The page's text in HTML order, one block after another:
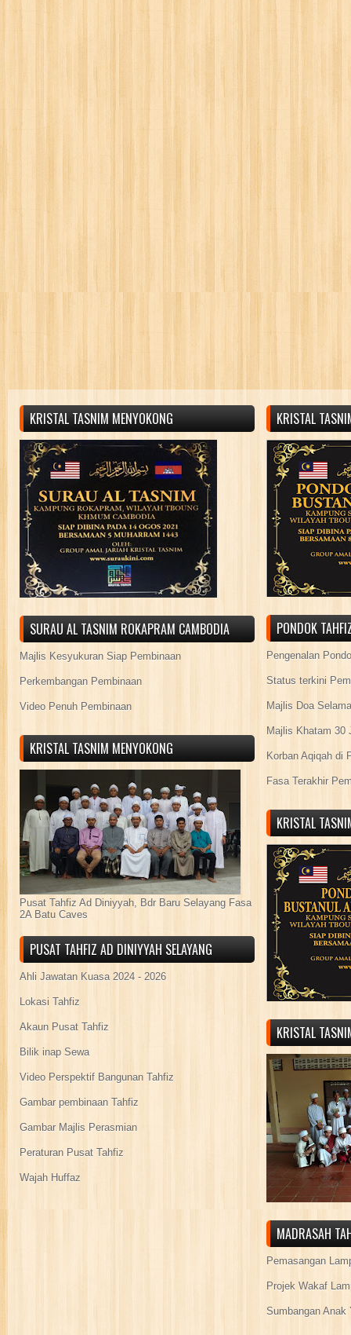
KRISTAL TASNIM MENYOKONG
SURAU AL TASNIM ROKAPRAM CAMBODIA
Majlis Kesyukuran Siap Pembinaan
Perkembangan Pembinaan
Video Penuh Pembinaan
KRISTAL TASNIM MENYOKONG
Pusat Tahfiz Ad Diniyyah, Bdr Baru Selayang Fasa
2A Batu Caves
PUSAT TAHFIZ AD DINIYYAH SELAYANG
Ahli Jawatan Kuasa 2024 - 2026
Lokasi Tahfiz
Akaun Pusat Tahfiz
Bilik inap Sewa
Video Perspektif Bangunan Tahfiz
Gambar pembinaan Tahfiz
Gambar Majlis Perasmian
Peraturan Pusat Tahfiz
Wajah Huffaz
KRISTAL
PONDOK
Pengenalan
Status terkini
Majlis Doa
Majlis Khatam 30
Korban Aqiqah di
Fasa Terakhir
KRISTAL
KRISTAL
MADRASAH
Pemasangan
Projek Wakaf
Sumbangan Anak